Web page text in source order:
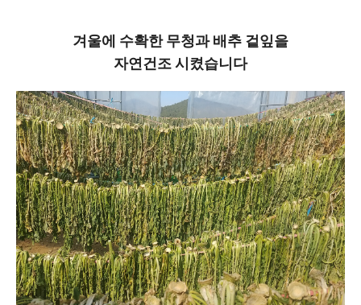
겨울에 수확한 무청과 배추 겉잎을
자연건조 시켰습니다